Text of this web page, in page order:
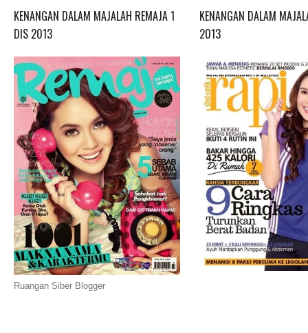
KENANGAN DALAM MAJALAH REMAJA 1
DIS 2013
Ruangan Siber Blogger
KENANGAN DALAM
2013